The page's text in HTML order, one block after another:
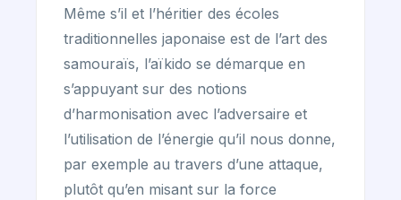
Même s’il et l’héritier des écoles
traditionnelles japonaise est de l’art des
samouraïs, l’aïkido se démarque en
s’appuyant sur des notions
d’harmonisation avec l’adversaire et
l’utilisation de l’énergie qu’il nous donne,
par exemple au travers d’une attaque,
plutôt qu’en misant sur la force